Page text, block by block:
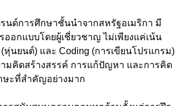
รนด์การศึกษาชั้นนำจากสหรัฐอเมริกา มี
อกแบบโดยผู้เชี่ยวชาญ ไม่เพียงแค่เน้น
หุ่นยนต์) และ Coding (การเขียนโปรแกรม)
มคิดสร้างสรรค์ การแก้ปัญหา และการคิด
ษะที่สำคัญอย่างมาก